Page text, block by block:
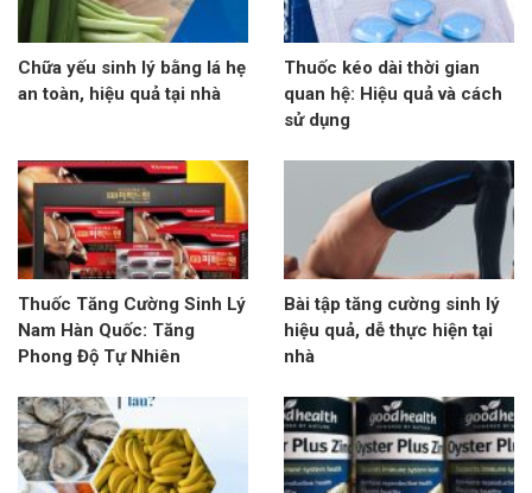
Chữa yếu sinh lý bằng lá hẹ
an toàn, hiệu quả tại nhà
Thuốc kéo dài thời gian
quan hệ: Hiệu quả và cách
sử dụng
Thuốc Tăng Cường Sinh Lý
Nam Hàn Quốc: Tăng
Phong Độ Tự Nhiên
Bài tập tăng cường sinh lý
hiệu quả, dễ thực hiện tại
nhà